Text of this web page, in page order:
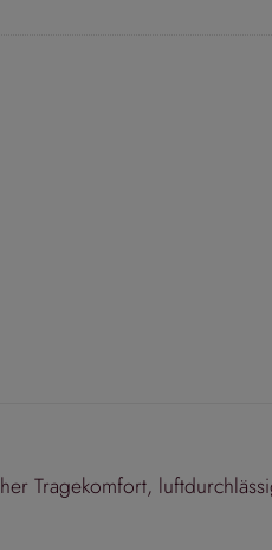
Tragekomfort,